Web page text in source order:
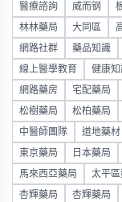
醫療諮詢 威而钢
林林藥局 大同區
網路社群 藥品知識
線上醫學教育 健康知
網路藥房 宅配藥局
松樹藥局 松柏藥局
中醫師團隊 道地藥材
東京藥局 日本藥局
馬來西亞藥局 太平區
杏輝藥局 杏輝藥局